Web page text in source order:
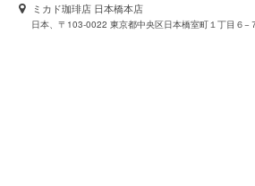
ミカド珈琲店 日本橋本店
日本、〒103-0022 東京都中央区日本橋室町１丁目６−